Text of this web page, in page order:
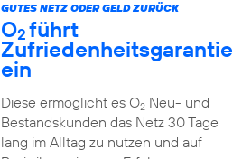
GUTES NETZ ODER GELD ZURÜCK
O2führt
Zufriedenheitsgarantie
ein
Diese ermöglicht es O2Neu- und
Bestandskunden das Netz 30 Tage
lang im Alltag zu nutzen und auf